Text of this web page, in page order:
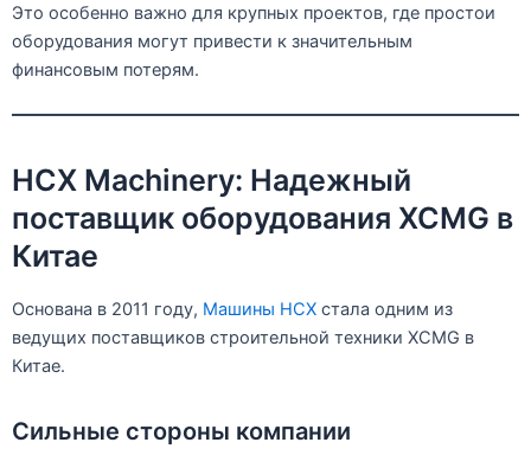
Это особенно важно для крупных проектов, где простои
оборудования могут привести к значительным
финансовым потерям.
HCX Machinery: Надежный
поставщик оборудования XCMG в
Китае
Основана в 2011 году, Машины HCX стала одним из
ведущих поставщиков строительной техники XCMG в
Китае.
Сильные стороны компании